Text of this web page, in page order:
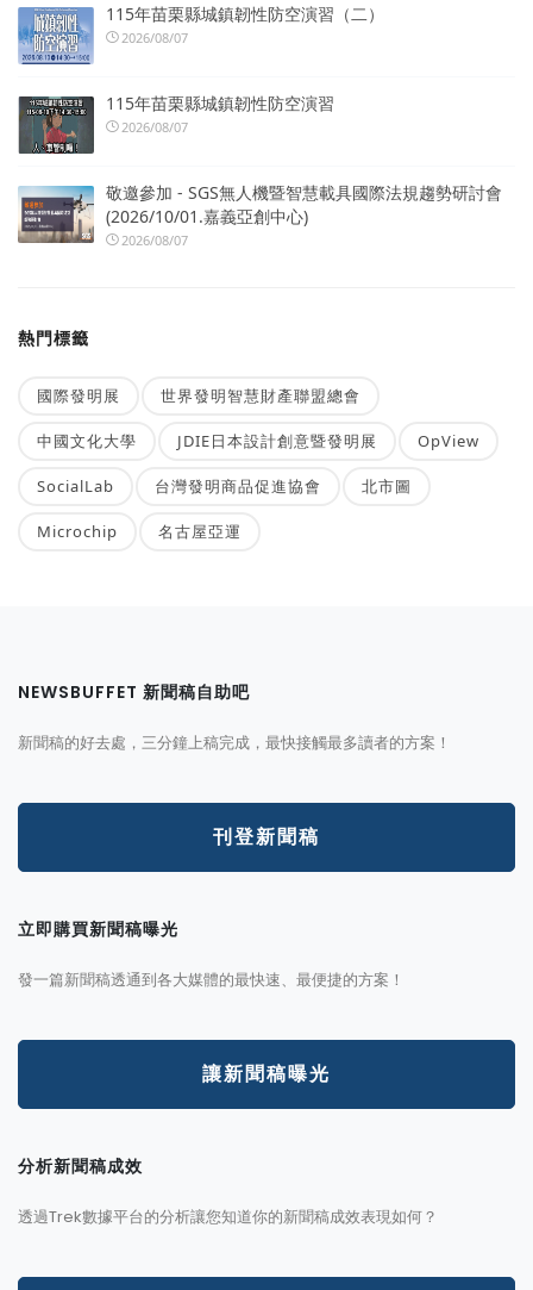
115年苗栗縣城鎮韌性防空演習（二）
2026/08/07
115年苗栗縣城鎮韌性防空演習
2026/08/07
敬邀參加 - SGS無人機暨智慧載具國際法規趨勢研討會
(2026/10/01.嘉義亞創中心)
2026/08/07
熱門標籤
國際發明展 世界發明智慧財產聯盟總會
中國文化大學 JDIE日本設計創意暨發明展 OpView
SocialLab 台灣發明商品促進協會 北市圖
Microchip 名古屋亞運
NEWSBUFFET 新聞稿自助吧
新聞稿的好去處，三分鐘上稿完成，最快接觸最多讀者的方案！
刊登新聞稿
立即購買新聞稿曝光
發一篇新聞稿透通到各大媒體的最快速、最便捷的方案！
讓新聞稿曝光
分析新聞稿成效
透過Trek數據平台的分析讓您知道你的新聞稿成效表現如何？